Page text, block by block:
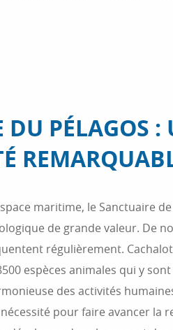
DU PÉLAGOS :
maritime, le Sanctuaire
de grande valeur. De
régulièrement.
espèces animales qui y
des activités
pour faire avancer la